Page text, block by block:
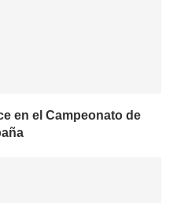
en el Campeonato de